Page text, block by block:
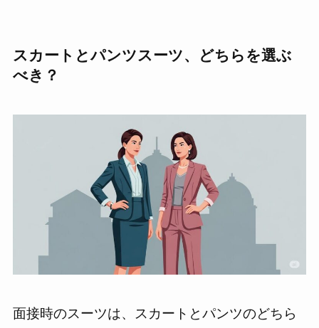
スカートとパンツスーツ、どちらを選ぶ
べき？
面接時のスーツは、スカートとパンツのどちら